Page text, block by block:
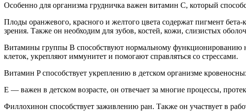
Особенно для организма грудничка важен витамин C, который
Плоды оранжевого, красного и желтого цвета содержат пигмент
зрения. Также он необходим для зубов, костей, кожи, слизистых
Витамины группы B способствуют нормальному функционированию
клеток, укрепляют иммунитет и помогают справляться со стрессами.
Витамин P способствует укреплению в детском организме
Е — важен в детском возрасте, он отвечает за многие процессы,
Филлохинон способствует заживлению ран. Также он участвует в